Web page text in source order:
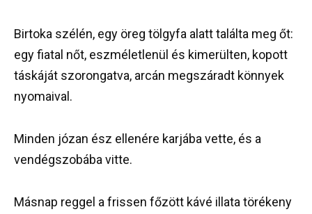
Birtoka szélén, egy öreg tölgyfa alatt találta meg őt:
egy fiatal nőt, eszméletlenül és kimerülten, kopott
táskáját szorongatva, arcán megszáradt könnyek
nyomaival.
Minden józan ész ellenére karjába vette, és a
vendégszobába vitte.
Másnap reggel a frissen főzött kávé illata törékeny